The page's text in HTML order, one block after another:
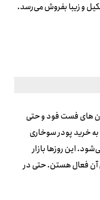
و زیبا بفروش می‌رسد.
های فست فود و حتی
به خرید پودر سوخاری
این روزها بازار
آن فعال هستن. حتی در